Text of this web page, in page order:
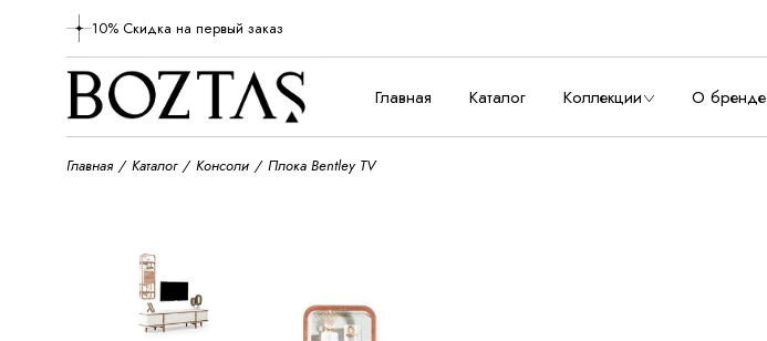
10% Скидка на первый заказ
Главная Каталог Коллекции О бренде
Главная Каталог Консоли Плока Bentley TV